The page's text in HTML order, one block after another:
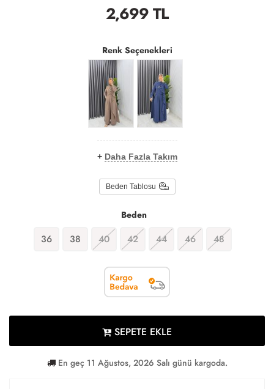
2,699TL
Renk Seçenekleri
+ Daha Fazla Takım
Beden Tablosu
Beden
36 38 40 42 44 46 48
SEPETE EKLE
En geç 11 Ağustos, 2026 Salı günü kargoda.